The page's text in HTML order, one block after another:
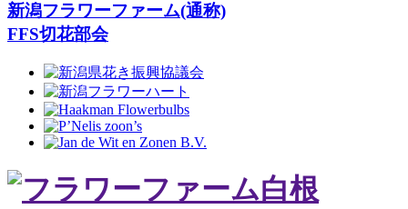
新潟フラワーファーム(通称)
FFS切花部会